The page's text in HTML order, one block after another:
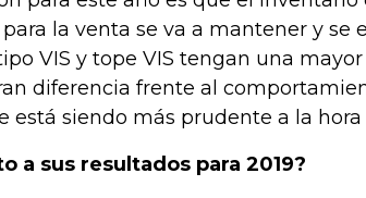
la venta se va a mantener y se
VIS y tope VIS tengan una
diferencia frente al
está siendo más prudente a la
a sus resultados para 2019?